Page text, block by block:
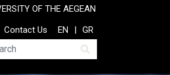
OF THE AEGEAN
Contact Us
EN GR